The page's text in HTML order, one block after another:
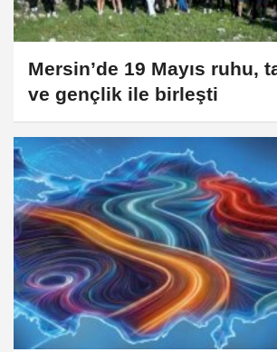
Mersin’de 19 Mayıs ruhu,
ve gençlik ile birleşti